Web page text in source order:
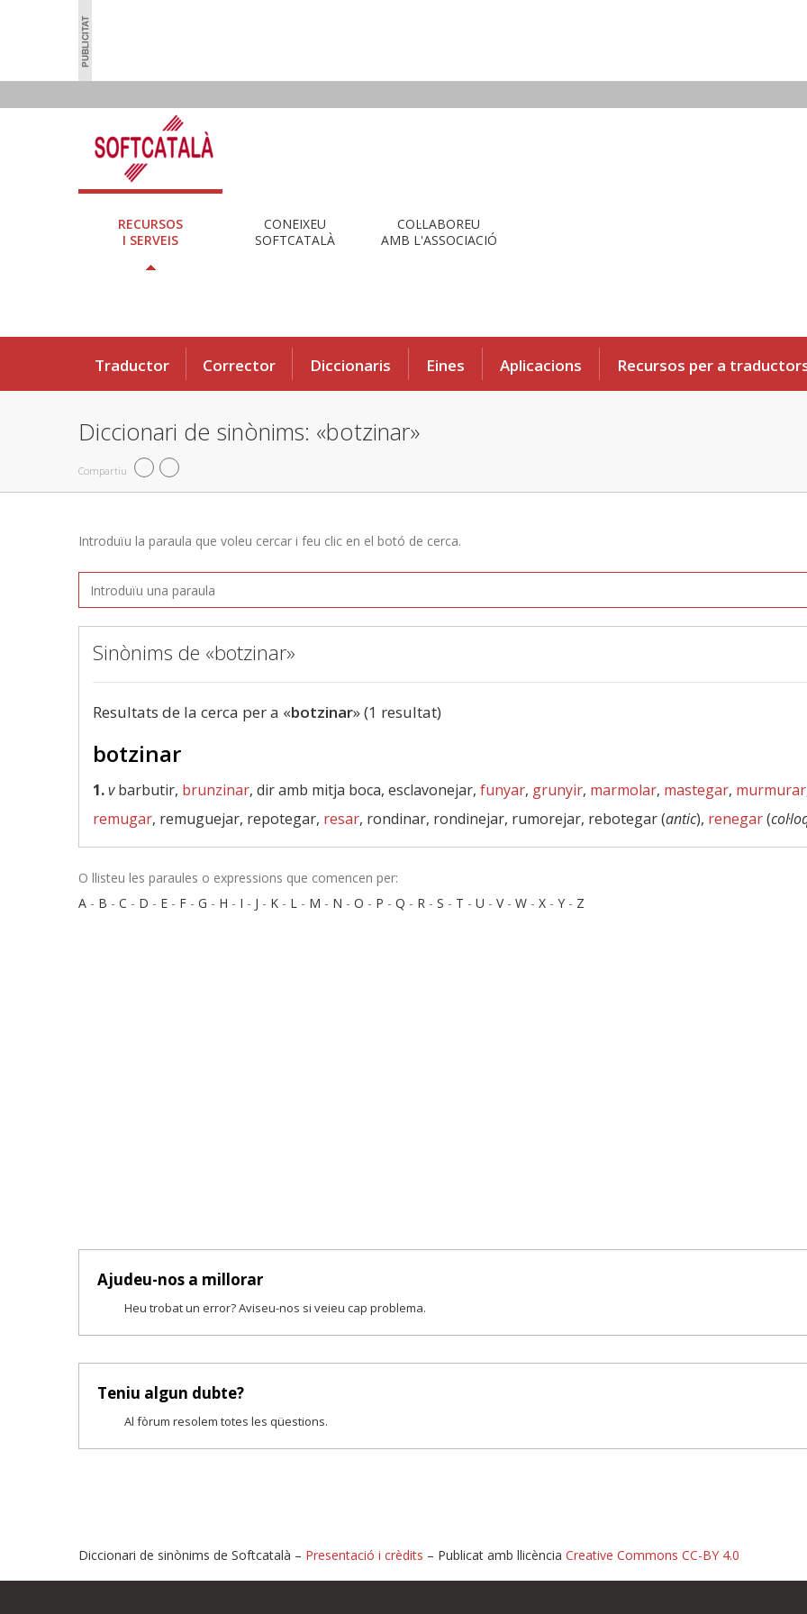
RECURSOS
I SERVEIS
CONEIXEU
SOFTCATALÀ
COL·LABOREU
AMB L'ASSOCIACIÓ
Traductor Corrector Diccionaris Eines Aplicacions Recursos per a
Diccionari de sinònims: «botzinar»
Compartiu
Introduïu la paraula que voleu cercar i feu clic en el botó de cerca.
Sinònims de «botzinar»
Resultats de la cerca per a «botzinar» (1 resultat)
botzinar
1.vbarbutir, brunzinar, dir amb mitja boca, esclavonejar, funyar, grunyir, marmolar, mastegar, murmurar
remugar, remuguejar, repotegar, resar, rondinar, rondinejar, rumorejar, rebotegar (antic), renegar(
O llisteu les paraules o expressions que comencen per:
A - B - C - D - E - F - G - H - I - J - K - L - M - N - O - P - Q - R - S - T - U - V- W - X - Y - Z
Ajudeu-nos a millorar
Heu trobat un error? Aviseu-nos si veieu cap problema.
Teniu algun dubte?
Al fòrum resolem totes les qüestions.
Diccionari de sinònims de Softcatalà – Presentació i crèdits – Publicat amb llicència Creative Commons CC-BY 4.0